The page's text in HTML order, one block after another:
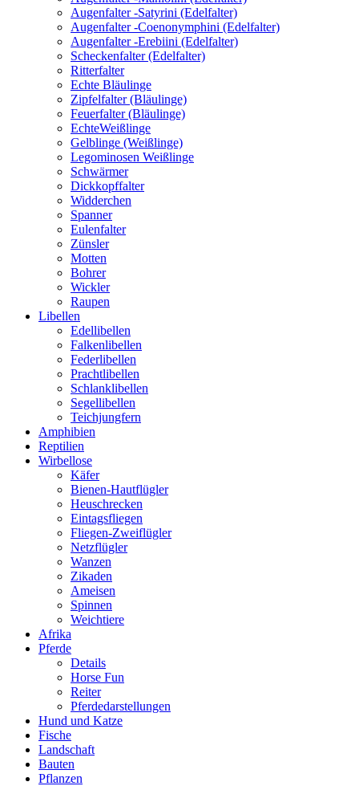
Augenfalter -Satyrini (Edelfalter)
Augenfalter -Coenonymphini (Edelfalter)
Augenfalter -Erebiini (Edelfalter)
Scheckenfalter (Edelfalter)
Ritterfalter
Echte Bläulinge
Zipfelfalter (Bläulinge)
Feuerfalter (Bläulinge)
EchteWeißlinge
Gelblinge (Weißlinge)
Legominosen Weißlinge
Schwärmer
Dickkopffalter
Widderchen
Spanner
Eulenfalter
Zünsler
Motten
Bohrer
Wickler
Raupen
Libellen
Edellibellen
Falkenlibellen
Federlibellen
Prachtlibellen
Schlanklibellen
Segellibellen
Teichjungfern
Amphibien
Reptilien
Wirbellose
Käfer
Bienen-Hautflügler
Heuschrecken
Eintagsfliegen
Fliegen-Zweiflügler
Netzflügler
Wanzen
Zikaden
Ameisen
Spinnen
Weichtiere
Afrika
Pferde
Details
Horse Fun
Reiter
Pferdedarstellungen
Hund und Katze
Fische
Landschaft
Bauten
Pflanzen